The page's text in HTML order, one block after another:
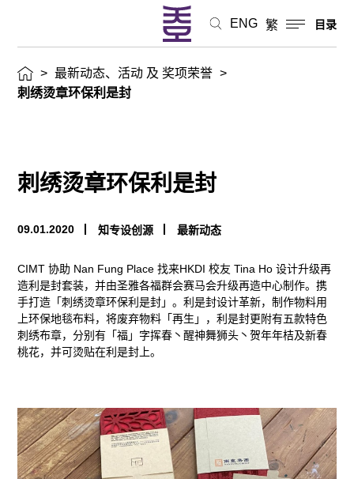
ENG 繁 目录
态、
活
及
荣
誉
> 最新动态、活动 及 奖项荣誉 >
刺绣烫章环保利是封
刺绣烫章环保利是封
09.01.2020 知专设创源 最新动态
CIMT 协助 Nan Fung Place 找来HKDI 校友 Tina Ho 设计升级再
造利是封套装，并由圣雅各福群会赛马会升级再造中心制作。携
手打造「刺绣烫章环保利是封」。利是封设计革新，制作物料用
上环保地毯布料，将废弃物料「再生」，利是封更附有五款特色
刺绣布章，分别有「福」字挥春丶醒神舞狮头丶贺年年桔及新春
桃花，并可烫贴在利是封上。